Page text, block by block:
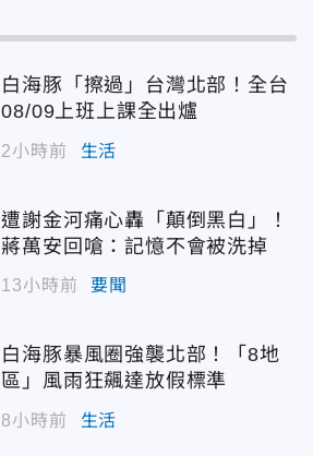
白海豚「擦過」台灣北部！全台
08/09上班上課全出爐
2小時前 生活
遭謝金河痛心轟「顛倒黑白」！
蔣萬安回嗆：記憶不會被洗掉
13小時前 要聞
白海豚暴風圈強襲北部！「8地
區」風雨狂飆達放假標準
8小時前 生活